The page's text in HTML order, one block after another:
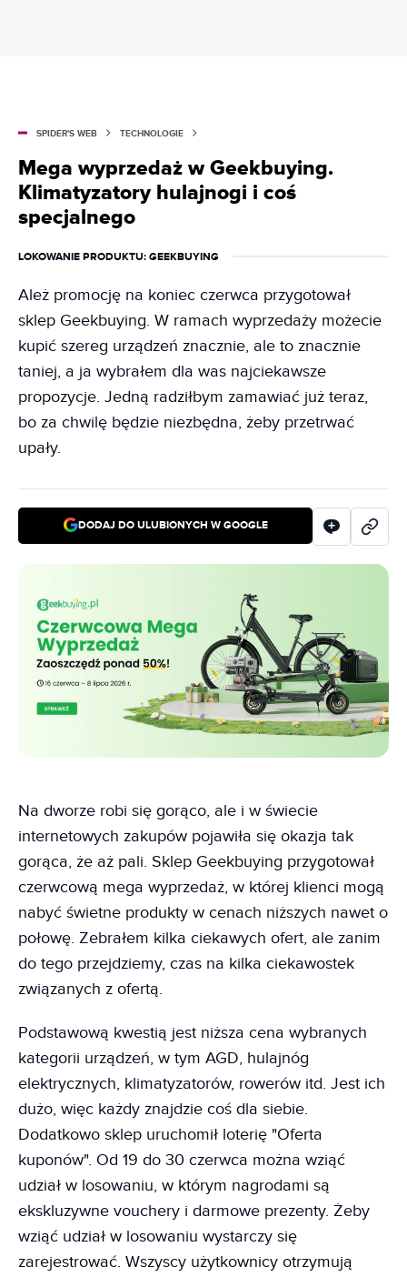
SPIDER'S WEB TECHNOLOGIE
Mega wyprzedaż w Geekbuying.
Klimatyzatory hulajnogi i coś
specjalnego
LOKOWANIE PRODUKTU: GEEKBUYING
Ależ promocję na koniec czerwca przygotował
sklep Geekbuying. W ramach wyprzedaży możecie
kupić szereg urządzeń znacznie, ale to znacznie
taniej, a ja wybrałem dla was najciekawsze
propozycje. Jedną radziłbym zamawiać już teraz,
bo za chwilę będzie niezbędna, żeby przetrwać
upały.
DODAJ DO ULUBIONYCH W GOOGLE
Na dworze robi się gorąco, ale i w świecie
internetowych zakupów pojawiła się okazja tak
gorąca, że aż pali. Sklep Geekbuying przygotował
czerwcową mega wyprzedaż, w której klienci mogą
nabyć świetne produkty w cenach niższych nawet o
połowę. Zebrałem kilka ciekawych ofert, ale zanim
do tego przejdziemy, czas na kilka ciekawostek
związanych z ofertą.
Podstawową kwestią jest niższa cena wybranych
kategorii urządzeń, w tym AGD, hulajnóg
elektrycznych, klimatyzatorów, rowerów itd. Jest ich
dużo, więc każdy znajdzie coś dla siebie.
Dodatkowo sklep uruchomił loterię "Oferta
kuponów". Od 19 do 30 czerwca można wziąć
udział w losowaniu, w którym nagrodami są
ekskluzywne vouchery i darmowe prezenty. Żeby
wziąć udział w losowaniu wystarczy się
zarejestrować. Wszyscy użytkownicy otrzymują